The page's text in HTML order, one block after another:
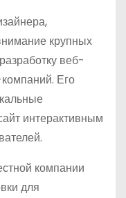
крупных
веб-
Его
интерактивным
компании
для